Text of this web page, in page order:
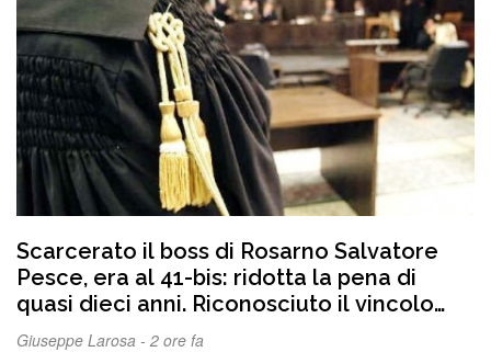
Scarcerato il boss di Rosarno Salvatore
Pesce, era al 41-bis: ridotta la pena di
quasi dieci anni. Riconosciuto il vincolo
della continuazione
Giuseppe Larosa - 2 ore fa